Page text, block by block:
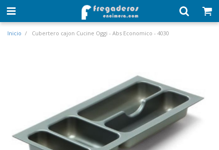
Inicio Cubertero cajon Cucine Oggi - Abs Economico - 4030